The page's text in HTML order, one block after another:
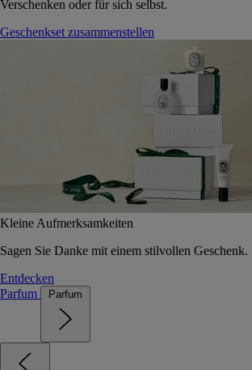
Verschenken oder für sich selbst.
Geschenkset zusammenstellen
Kleine Aufmerksamkeiten
Sagen Sie Danke mit einem stilvollen Geschenk.
Entdecken
Parfum
Parfum